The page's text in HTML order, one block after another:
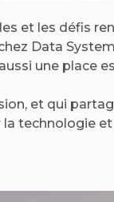
et les défis
Data
une place
et qui
la technologie